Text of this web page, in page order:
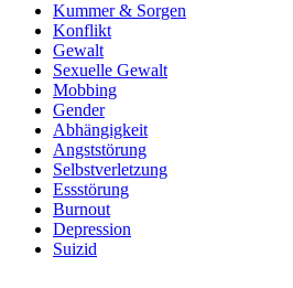
Kummer & Sorgen
Konflikt
Gewalt
Sexuelle Gewalt
Mobbing
Gender
Abhängigkeit
Angststörung
Selbstverletzung
Essstörung
Burnout
Depression
Suizid